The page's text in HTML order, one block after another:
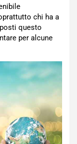
chi ha a
questo
per alcune